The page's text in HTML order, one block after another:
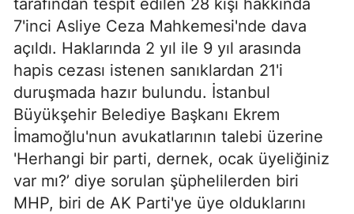
tarafından tespit edilen 28 kişi hakkında
7'inci Asliye Ceza Mahkemesi'nde dava
açıldı. Haklarında 2 yıl ile 9 yıl arasında
hapis cezası istenen sanıklardan 21'i
duruşmada hazır bulundu. İstanbul
Büyükşehir Belediye Başkanı Ekrem
İmamoğlu'nun avukatlarının talebi üzerine
'Herhangi bir parti, dernek, ocak üyeliğiniz
var mı?’ diye sorulan şüphelilerden biri
MHP, biri de AK Parti'ye üye olduklarını